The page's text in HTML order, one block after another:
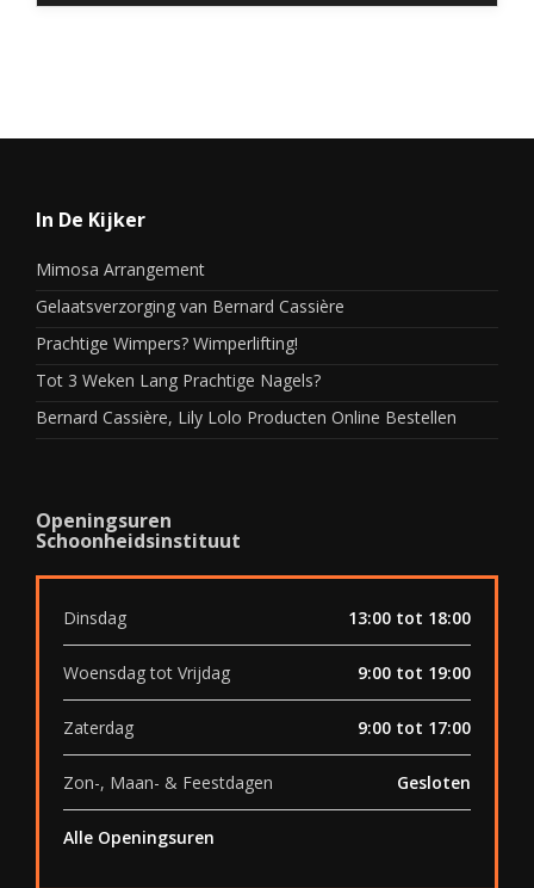
In De Kijker
Mimosa Arrangement
Gelaatsverzorging van Bernard Cassière
Prachtige Wimpers? Wimperlifting!
Tot 3 Weken Lang Prachtige Nagels?
Bernard Cassière, Lily Lolo Producten Online Bestellen
Openingsuren
Schoonheidsinstituut
Dinsdag 13:00 tot 18:00
Woensdag tot Vrijdag 9:00 tot 19:00
Zaterdag 9:00 tot 17:00
Zon-, Maan- & Feestdagen Gesloten
Alle Openingsuren